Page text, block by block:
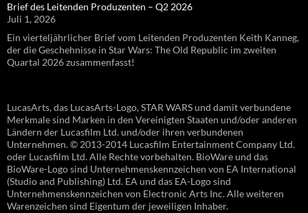
Brief des Leitenden Produzenten – Q2 2026
Juli 1, 2026
Ein vierteljährlicher Brief vom Leitenden Produzenten Keith Kanneg,
der die Geschehnisse in Star Wars: The Old Republic im zweiten
Quartal 2026 zusammenfasst!
LucasArts, das LucasArts-Logo, STAR WARS und damit verbundene
Merkmale sind Marken in den Vereinigten Staaten und/oder anderen
Ländern der Lucasfilm Ltd. und/oder ihren verbundenen
Unternehmen. © 2013-2014 Lucasfilm Entertainment Company Ltd.
oder Lucasfilm Ltd. Alle Rechte vorbehalten. BioWare und das
BioWare-Logo sind Unternehmenskennzeichen von EA International
(Studio and Publishing) Ltd. EA und das EA-Logo sind
Unternehmenskennzeichen von Electronic Arts Inc. Alle weiteren
Warenzeichen sind Eigentum der jeweiligen Inhaber.